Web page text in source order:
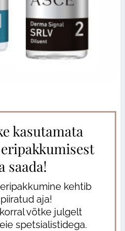
kasutamata
saada!
kehtib
aja!
võtke julgelt
spetsialistidega.